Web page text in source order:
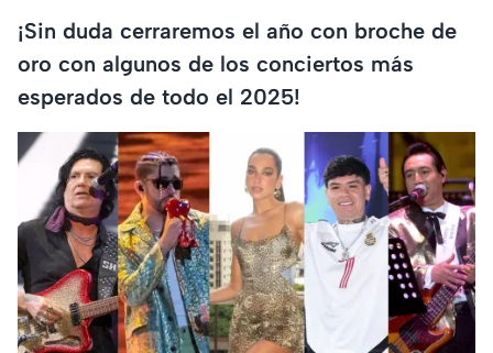
¡Sin duda cerraremos el año con broche de
oro con algunos de los conciertos más
esperados de todo el 2025!